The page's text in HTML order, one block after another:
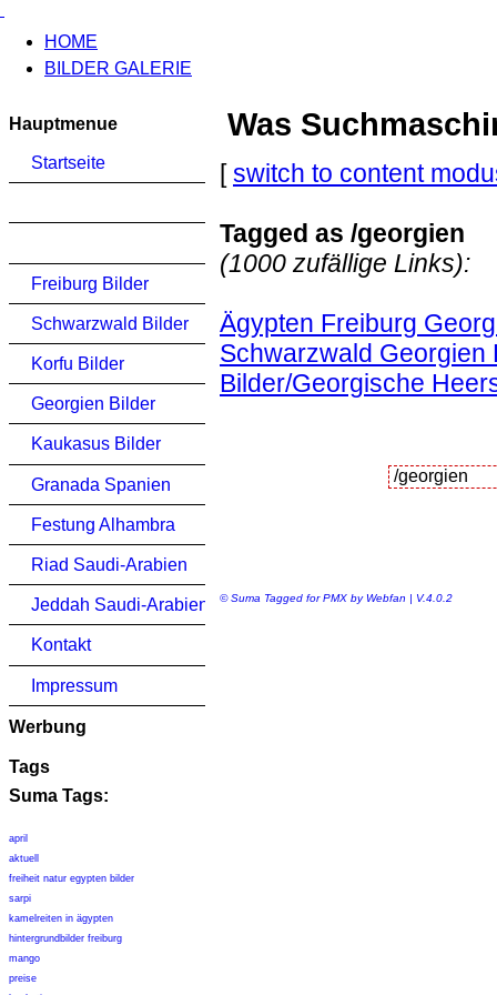
HOME
BILDER GALERIE
Hauptmenue
Startseite
Freiburg Bilder
Schwarzwald Bilder
Korfu Bilder
Georgien Bilder
Kaukasus Bilder
Granada Spanien
Festung Alhambra
Riad Saudi-Arabien
Jeddah Saudi-Arabien
Kontakt
Impressum
Werbung
Tags
Suma Tags:
april
aktuell
freiheit natur egypten bilder
sarpi
kamelreiten in ägypten
hintergrundbilder freiburg
mango
preise
Was
[switch to content
Tagged as /georgien
(1000 zufällige Links):
Ägypten Freiburg
Schwarzwald Georgien
Bilder/Georgische
© Suma Tagged for PMX by Webfan | V.4.0.2